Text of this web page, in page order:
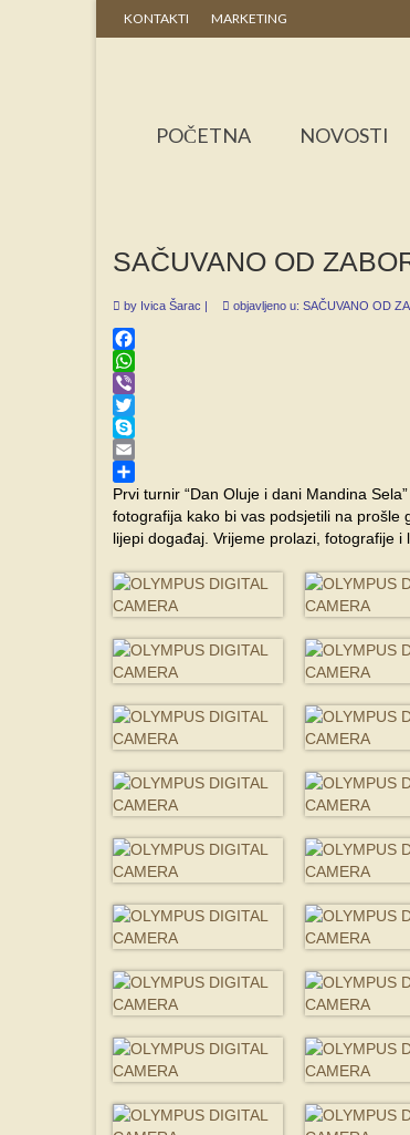
KONTAKTI MARKETING
POČETNA NOVOSTI
SAČUVANO OD
by Ivica Šarac | objavljeno u: SAČUVANO OD
Facebook
WhatsApp
Viber
Twitter
Skype
Email
Share
Prvi turnir “Dan Oluje i dani Mandina
fotografija kako bi vas podsjetili na prošle
lijepi događaj. Vrijeme prolazi, fotografije i